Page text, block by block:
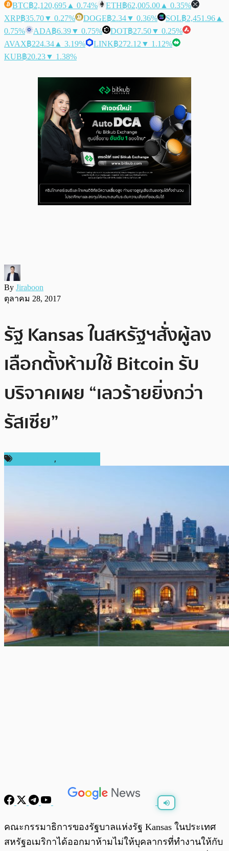
BTC฿2,120,695 ▲ 0.74% ETH฿62,005.00 ▲ 0.35%
XRP฿35.70▼ 0.27% DOGE฿2.34▼ 0.36% SOL฿2,451.96 ▲
0.75%
ADA฿6.39▼ 0.75% DOT฿27.50▼ 0.25%
AVAX฿224.34 ▲ 3.19% LINK฿272.12 ▼ 1.12%
KUB฿20.23▼ 1.38%
By Jiraboon
ตุลาคม 28, 2017
รัฐ Kansas ในสหรัฐฯสั่งผู้ลง
เลือกตั้งห้ามใช้ Bitcoin รับ
บริจาคเผย “เลวร้ายยิ่งกว่า
รัสเซีย”
,
พร้อมเล่น 0:00
คณะกรรมาธิการของรัฐบาลแห่งรัฐ Kansas ในประเทศ
สหรัฐอเมริกาได้ออกมาห้ามไม่ให้บุคลากรที่ทำงานให้กับ